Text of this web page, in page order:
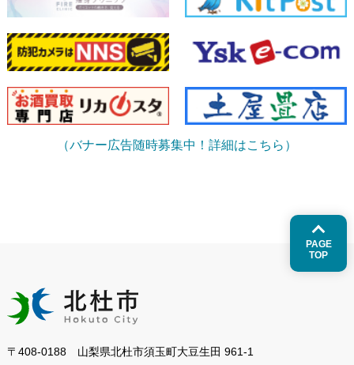
（バナー広告随時募集中！詳細はこちら）
PAGE
TOP
〒408-0188 山梨県北杜市須玉町大豆生田 961-1